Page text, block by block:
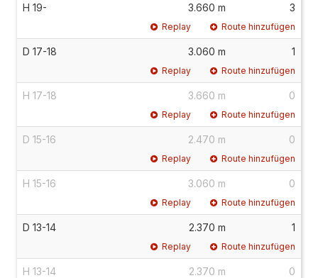
H 19- 3.660 m 3
Replay Route hinzufügen
D 17-18 3.060 m 1
Replay Route hinzufügen
H 17-18 3.660 m 0
Replay Route hinzufügen
D 15-16 2.470 m 0
Replay Route hinzufügen
H 15-16 3.060 m 0
Replay Route hinzufügen
D 13-14 2.370 m 1
Replay Route hinzufügen
H 13-14 2.370 m 0